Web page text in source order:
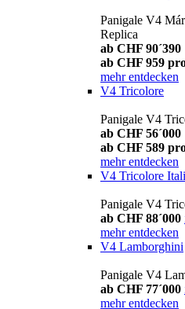
Panigale V4
Replica
ab CHF 90´390
ab CHF 959
mehr entdecken
V4 Tricolore
Panigale V4
ab CHF 56´000
ab CHF 589
mehr entdecken
V4 Tricolore
Panigale V4
ab CHF 88´000
mehr entdecken
V4 Lamborghini
Panigale V4
ab CHF 77´000
mehr entdecken